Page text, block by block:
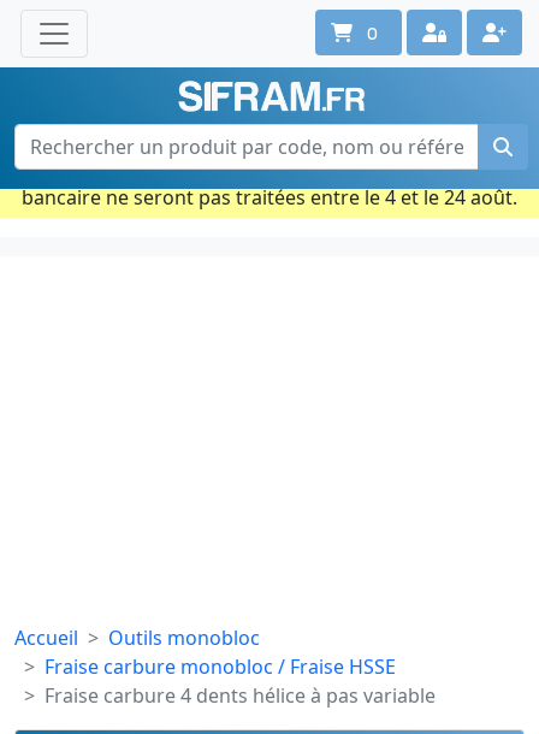
Une question ? Un conseil ?
Contactez-nous au 02 40 92 17 71
Ouvert du lun. au vend. de 08h à 18h
Période estivale : Les commandes prises par carte
bancaire ne seront pas traitées entre le 4 et le 24 août.
0
Accueil
Outils monobloc
Fraise carbure monobloc / Fraise HSSE
Fraise carbure 4 dents hélice à pas variable